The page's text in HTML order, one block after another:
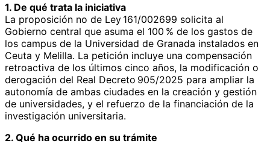
1. De qué trata la iniciativa
La proposición no de Ley 161/002699 solicita al
Gobierno central que asuma el 100 % de los gastos de
los campus de la Universidad de Granada instalados en
Ceuta y Melilla. La petición incluye una compensación
retroactiva de los últimos cinco años, la modificación o
derogación del Real Decreto 905/2025 para ampliar la
autonomía de ambas ciudades en la creación y gestión
de universidades, y el refuerzo de la financiación de la
investigación universitaria.
2. Qué ha ocurrido en su trámite